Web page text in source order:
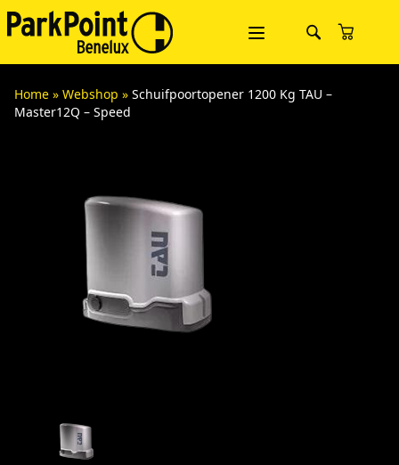
Home » Webshop » Schuifpoortopener 1200 Kg TAU –
Master12Q – Speed